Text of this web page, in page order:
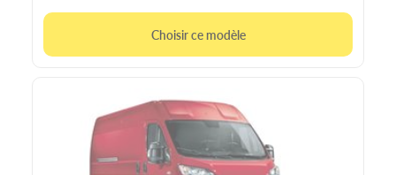
Choisir ce modèle